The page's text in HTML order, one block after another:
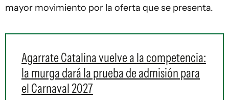
mayor movimiento por la oferta que se presenta.
Agarrate Catalina vuelve a la competencia:
la murga dará la prueba de admisión para
el Carnaval 2027